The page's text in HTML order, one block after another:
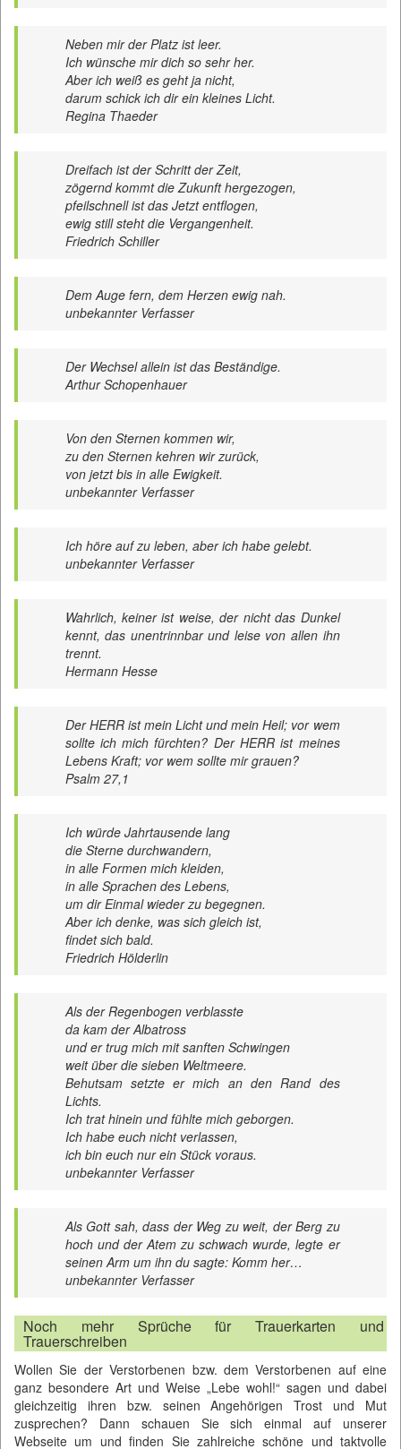
Neben mir der Platz ist leer.
Ich wünsche mir dich so sehr her.
Aber ich weiß es geht ja nicht,
darum schick ich dir ein kleines Licht.
Regina Thaeder
Dreifach ist der Schritt der Zeit,
zögernd kommt die Zukunft hergezogen,
pfeilschnell ist das Jetzt entflogen,
ewig still steht die Vergangenheit.
Friedrich Schiller
Dem Auge fern, dem Herzen ewig nah.
unbekannter Verfasser
Der Wechsel allein ist das Beständige.
Arthur Schopenhauer
Von den Sternen kommen wir,
zu den Sternen kehren wir zurück,
von jetzt bis in alle Ewigkeit.
unbekannter Verfasser
Ich höre auf zu leben, aber ich habe gelebt.
unbekannter Verfasser
Wahrlich, keiner ist weise, der nicht das Dunkel
kennt, das unentrinnbar und leise von allen ihn
trennt.
Hermann Hesse
Der HERR ist mein Licht und mein Heil; vor wem
sollte ich mich fürchten? Der HERR ist meines
Lebens Kraft; vor wem sollte mir grauen?
Psalm 27,1
Ich würde Jahrtausende lang
die Sterne durchwandern,
in alle Formen mich kleiden,
in alle Sprachen des Lebens,
um dir Einmal wieder zu begegnen.
Aber ich denke, was sich gleich ist,
findet sich bald.
Friedrich Hölderlin
Als der Regenbogen verblasste
da kam der Albatross
und er trug mich mit sanften Schwingen
weit über die sieben Weltmeere.
Behutsam setzte er mich an den Rand des
Lichts.
Ich trat hinein und fühlte mich geborgen.
Ich habe euch nicht verlassen,
ich bin euch nur ein Stück voraus.
unbekannter Verfasser
Als Gott sah, dass der Weg zu weit, der Berg zu
hoch und der Atem zu schwach wurde, legte er
seinen Arm um ihn du sagte: Komm her…
unbekannter Verfasser
Noch mehr Sprüche für Trauerkarten und
Trauerschreiben
Wollen Sie der Verstorbenen bzw. dem Verstorbenen auf eine
ganz besondere Art und Weise „Lebe wohl!“ sagen und dabei
gleichzeitig ihren bzw. seinen Angehörigen Trost und Mut
zusprechen? Dann schauen Sie sich einmal auf unserer
Webseite um und finden Sie zahlreiche schöne und taktvolle